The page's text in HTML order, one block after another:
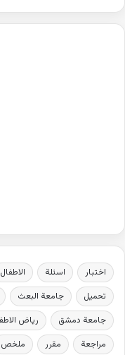
اختبار اسئلة الاطفال
تحميل
جامعة البعث
جامعة دمشق
رياض
مراجعة
مقرر ملخص